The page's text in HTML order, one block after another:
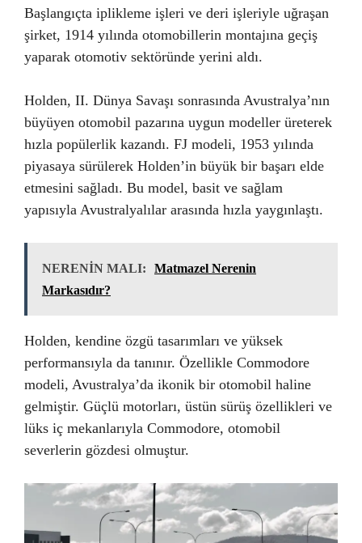
Başlangıçta iplikleme işleri ve deri işleriyle uğraşan
şirket, 1914 yılında otomobillerin montajına geçiş
yaparak otomotiv sektöründe yerini aldı.
Holden, II. Dünya Savaşı sonrasında Avustralya’nın
büyüyen otomobil pazarına uygun modeller üreterek
hızla popülerlik kazandı. FJ modeli, 1953 yılında
piyasaya sürülerek Holden’in büyük bir başarı elde
etmesini sağladı. Bu model, basit ve sağlam
yapısıyla Avustralyalılar arasında hızla yaygınlaştı.
NERENİN MALI:
Matmazel Nerenin
Markasıdır?
Holden, kendine özgü tasarımları ve yüksek
performansıyla da tanınır. Özellikle Commodore
modeli, Avustralya’da ikonik bir otomobil haline
gelmiştir. Güçlü motorları, üstün sürüş özellikleri ve
lüks iç mekanlarıyla Commodore, otomobil
severlerin gözdesi olmuştur.